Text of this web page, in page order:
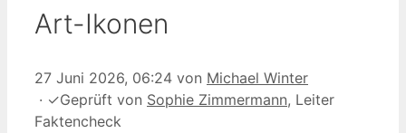
Art-Ikonen
27 Juni 2026, 06:24 von Michael Winter
· ✓Geprüft von Sophie Zimmermann, Leiter
Faktencheck